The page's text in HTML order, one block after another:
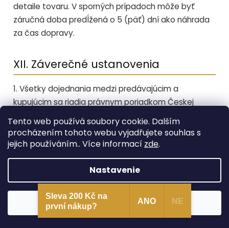
Tento web používá soubory cookie. Dalším
procházením tohoto webu vyjadřujete souhlas s
jejich používáním.. Více informací zde.
Nastavenie
Súhlasím
detaile tovaru. V sporných prípadoch môže byť
záručná doba predĺžená o 5 (päť) dní ako náhrada
za čas dopravy.
XII. Záverečné ustanovenia
1. Všetky dojednania medzi predávajúcim a
kupujúcim sa riadia právnym poriadkom Českej
republiky. Ak vzťah obsahuje medzinárodný prvok,
strany dojednávajú, že sa riadi právom Českej
republiky; tým nie sú dotknuté práva spotrebiteľa
predpisov krajiny jeho obvyklého pobytu.
viazaný žiadnymi kódexmi správania v zmysle § 1826
ods. 1 písm. e) občianskeho zákonníka.
Sleva 200 Kč na
první nákup?
ANO NE